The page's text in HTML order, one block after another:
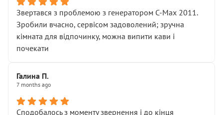
Звертався з проблемою з генератором C-Max 2011.
Зробили вчасно, сервісом задоволений; зручна
кімната для відпочинку, можна випити кави і
почекати
Галина П.
7 months ago
Сподобалось з моменту звернення і до кінця